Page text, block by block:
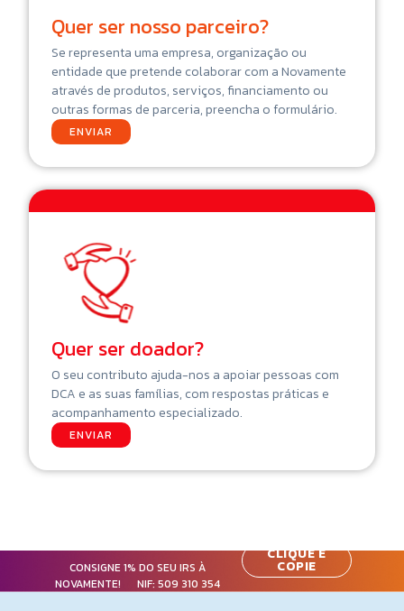
Quer ser nosso parceiro?
Se representa uma empresa, organização ou
entidade que pretende colaborar com a Novamente
através de produtos, serviços, financiamento ou
outras formas de parceria, preencha o formulário.
ENVIAR
Quer ser doador?
O seu contributo ajuda-nos a apoiar pessoas com
DCA e as suas famílias, com respostas práticas e
acompanhamento especializado.
ENVIAR
CONSIGNE 1% DO SEU IRS À
NOVAMENTE! NIF:509 310 354
CLIQUE E
COPIE